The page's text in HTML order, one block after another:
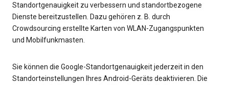
Standortgenauigkeit zu verbessern und standortbezogene
Dienste bereitzustellen. Dazu gehören z. B. durch
Crowdsourcing erstellte Karten von WLAN-Zugangspunkten
und Mobilfunkmasten.
Sie können die Google-Standortgenauigkeit jederzeit in den
Standorteinstellungen Ihres Android-Geräts deaktivieren. Die